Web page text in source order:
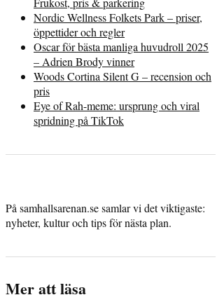
Nordic Wellness Folkets Park – priser,
öppettider och regler
Oscar för bästa manliga huvudroll 2025
– Adrien Brody vinner
Woods Cortina Silent G – recension och
pris
Eye of Rah-meme: ursprung och viral
spridning på TikTok
På samhallsarenan.se samlar vi det viktigaste:
nyheter, kultur och tips för nästa plan.
Mer att läsa